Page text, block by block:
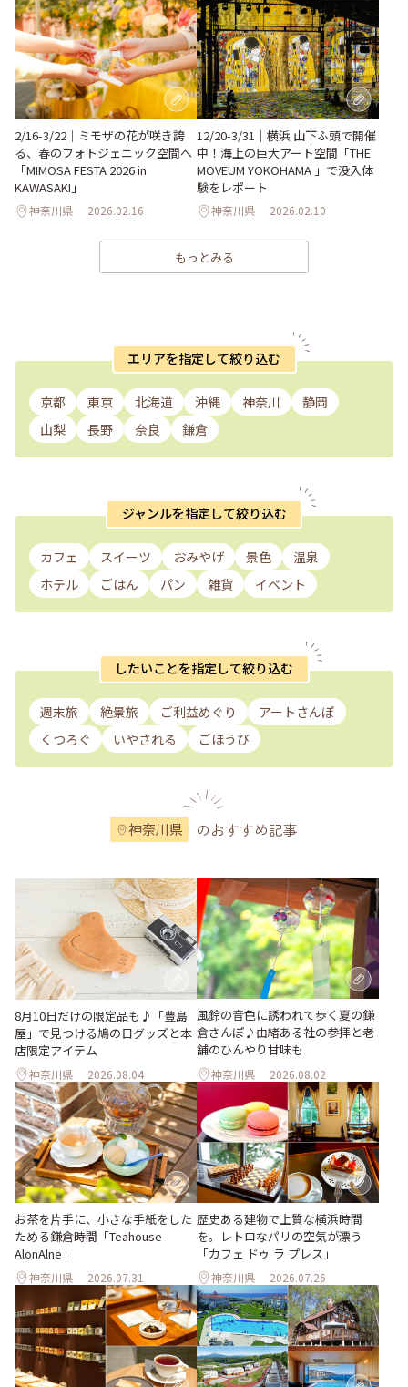
2/16-3/22｜ミモザの花が咲き誇
る、春のフォトジェニック空間へ
「MIMOSA FESTA 2026 in
KAWASAKI」
神奈川県 2026.02.16
12/20-3/31｜横浜 山下ふ頭で開催
中！海上の巨大アート空間「THE
MOVEUM YOKOHAMA 」で没入体
験をレポート
神奈川県 2026.02.10
もっとみる
エリアを指定して絞り込む
京都 東京 北海道 沖縄 神奈川
静岡
山梨
長野 奈良 鎌倉
ジャンルを指定して絞り込む
カフェ スイーツ おみやげ 景色
温泉
ホテル
ごはん パン 雑貨 イベント
したいことを指定して絞り込む
週末旅 絶景旅 ご利益めぐり
アートさんぽ
くつろぐ
いやされる ごほうび
神奈川県 のおすすめ記事
8月10日だけの限定品も♪「豊島
屋」で見つける鳩の日グッズと本
店限定アイテム
神奈川県 2026.08.04
風鈴の音色に誘われて歩く夏の鎌
倉さんぽ♪由緒ある社の参拝と老
舗のひんやり甘味も
神奈川県 2026.08.02
お茶を片手に、小さな手紙をした
ためる鎌倉時間「Teahouse
AlonAlne」
神奈川県 2026.07.31
歴史ある建物で上質な横浜時間
を。レトロなパリの空気が漂う
「カフェ ドゥ ラ プレス」
神奈川県 2026.07.26